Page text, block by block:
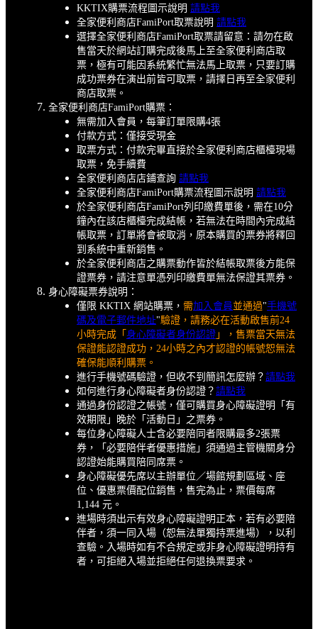
KKTIX購票流程圖示說明 請點我
全家便利商店FamiPort取票說明 請點我
選擇全家便利商店FamiPort取票請留意：請勿在啟
售當天於網站訂購完成後馬上至全家便利商店取
票，極有可能因系統繁忙無法馬上取票，只要訂購
成功票券在演出前皆可取票，請擇日再至全家便利
商店取票。
全家便利商店FamiPort購票：
無需加入會員，每筆訂單限購4張
付款方式：僅接受現金
取票方式：付款完畢直接於全家便利商店櫃檯現場
取票，免手續費
全家便利商店店鋪查詢 請點我
全家便利商店FamiPort購票流程圖示說明 請點我
於全家便利商店FamiPort列印繳費單後，需在10分
鐘內在該店櫃檯完成結帳，若無法在時間內完成結
帳取票，訂單將會被取消，原本購買的票券將釋回
到系統中重新銷售。
於全家便利商店之購票動作皆於結帳取票後方能保
證票券，請注意單憑列印繳費單無法保證其票券。
身心障礙票券說明：
僅限 KKTIX 網站購票， 需加入會員 並通過"手機號
碼及電子郵件地址"驗證，請務必在活動啟售前24
小時完成「 身心障礙者身份認證 」，售票當天無法
保證能認證成功，24小時之內才認證的帳號恕無法
確保能順利購票。
進行手機號碼驗證，但收不到簡訊怎麼辦？ 請點我
如何進行身心障礙者身份認證？ 請點我
通過身份認證之帳號，僅可購買身心障礙證明「有
效期限」晚於「活動日」之票券。
每位身心障礙人士含必要陪同者限購最多2張票
券，「必要陪伴者優惠措施」須通過主管機關身分
認證始能購買陪同席票。
身心障礙優先席以主辦單位／場館規劃區域、座
位、優惠票價配位銷售，售完為止，票價每席
1,144 元。
進場時須出示有效身心障礙證明正本，若有必要陪
伴者，須一同入場（恕無法單獨持票進場），以利
查驗。入場時如有不合規定或非身心障礙證明持有
者，可拒絕入場並拒絕任何退換票要求。